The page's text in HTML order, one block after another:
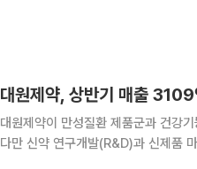
대원제약, 상반기 매출
대원제약이 만성질환 제품군과 건강
다만 신약 연구개발(R&D)과 신제품